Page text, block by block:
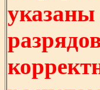
указаны